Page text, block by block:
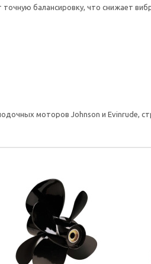
балансировку, что снижает
моторов Johnson и Evinrude,